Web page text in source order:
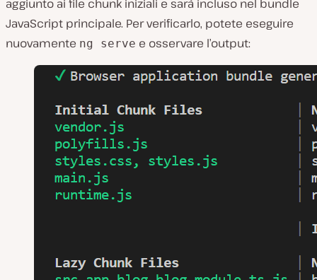
aggiunto ai file chunk iniziali e sarà incluso nel bundle
JavaScript principale. Per verificarlo, potete eseguire
nuovamente ng serve e osservare l’output: